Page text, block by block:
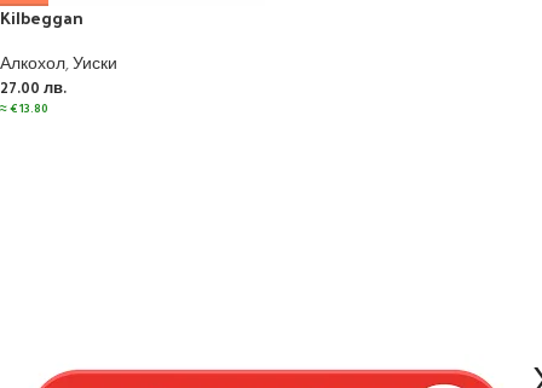
Kilbeggan
Алкохол,Уиски
27.00 лв.
≈€13.80